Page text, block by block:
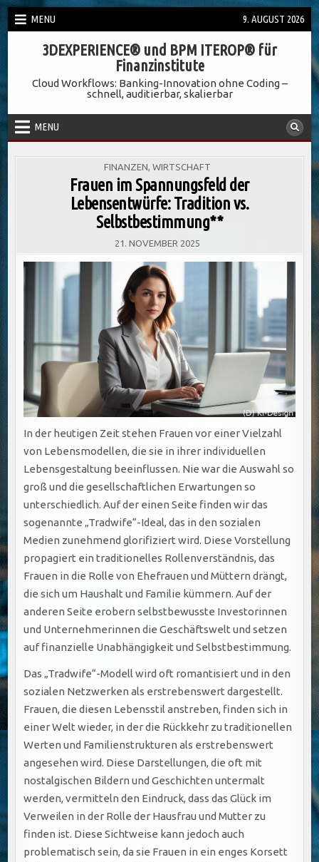
Skip
to
MENU 9. AUGUST 2026
3DEXPERIENCE® und BPM ITEROP® für
Finanzinstitute
Cloud Workflows: Banking-Innovation ohne Coding –
schnell, auditierbar, skalierbar
MENU
POSTED
FINANZEN WIRTSCHAFT
Frauen im Spannungsfeld der
Lebensentwürfe: Tradition vs.
Selbstbestimmung**
21. NOVEMBER 2025
In der heutigen Zeit stehen Frauen vor einer Vielzahl
von Lebensmodellen, die sie in ihrer individuellen
Lebensgestaltung beeinflussen. Nie war die Auswahl so
groß und die gesellschaftlichen Erwartungen so
unterschiedlich. Auf der einen Seite finden wir das
sogenannte „Tradwife“-Ideal, das in den sozialen
Medien zunehmend glorifiziert wird. Diese Vorstellung
propagiert ein traditionelles Rollenverständnis, das
Frauen in die Rolle von Ehefrauen und Müttern drängt,
die sich um Haushalt und Familie kümmern. Auf der
anderen Seite erobern selbstbewusste Investorinnen
und Unternehmerinnen die Geschäftswelt und setzen
auf finanzielle Unabhängigkeit und Selbstbestimmung.
Das „Tradwife“-Modell wird oft romantisiert und in den
sozialen Netzwerken als erstrebenswert dargestellt.
Frauen, die diesen Lebensstil anstreben, finden sich in
einer Welt wieder, in der die Rückkehr zu traditionellen
Werten und Familienstrukturen als erstrebenswert
angesehen wird. Diese Darstellungen, die oft mit
nostalgischen Bildern und Geschichten untermalt
werden, vermitteln den Eindruck, dass das Glück im
Verweilen in der Rolle der Hausfrau und Mutter zu
finden ist. Diese Sichtweise kann jedoch auch
problematisch sein, da sie Frauen in ein enges Korsett